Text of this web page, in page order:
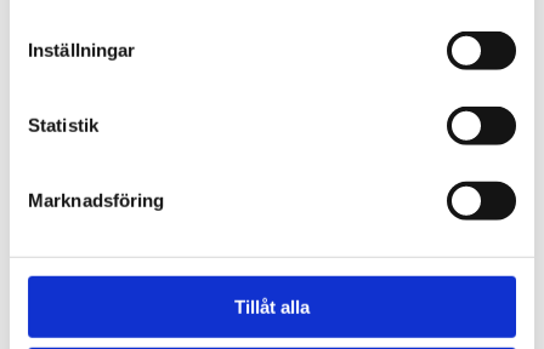
Inställningar
Statistik
Marknadsföring
Tillåt alla
med 154 svarande åkeriföretag från hela landet.
elektrifieringens utveckling i åkerinäringen
och vilka åtgärder som krävs för att fler
företag ska kunna investera i eldrivna